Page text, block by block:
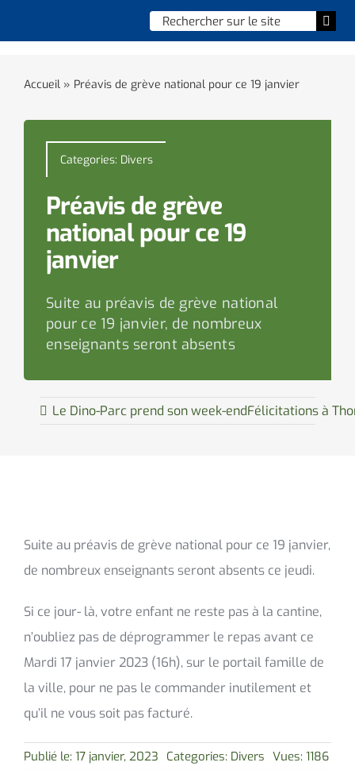
Chercher
:
Vie quotidienne
Enfance, jeunesse & sports
Culture et loisirs
Contacter le maire
Accueil» Préavis de grève national pour ce 19 janvier
Categories: Divers
Préavis de grève
national pour ce 19
janvier
Suite au préavis de grève national
pour ce 19 janvier, de nombreux
enseignants seront absents
Le Dino-Parc prend son week-endFélicitations à
Suite au préavis de grève national pour ce 19 janvier,
de nombreux enseignants seront absents ce jeudi.
Si ce jour- là, votre enfant ne reste pas à la cantine,
n’oubliez pas de déprogrammer le repas avant ce
Mardi 17 janvier 2023 (16h), sur le portail famille de
la ville, pour ne pas le commander inutilement et
qu’il ne vous soit pas facturé.
Publié le: 17 janvier, 2023 Categories: Divers Vues: 1186